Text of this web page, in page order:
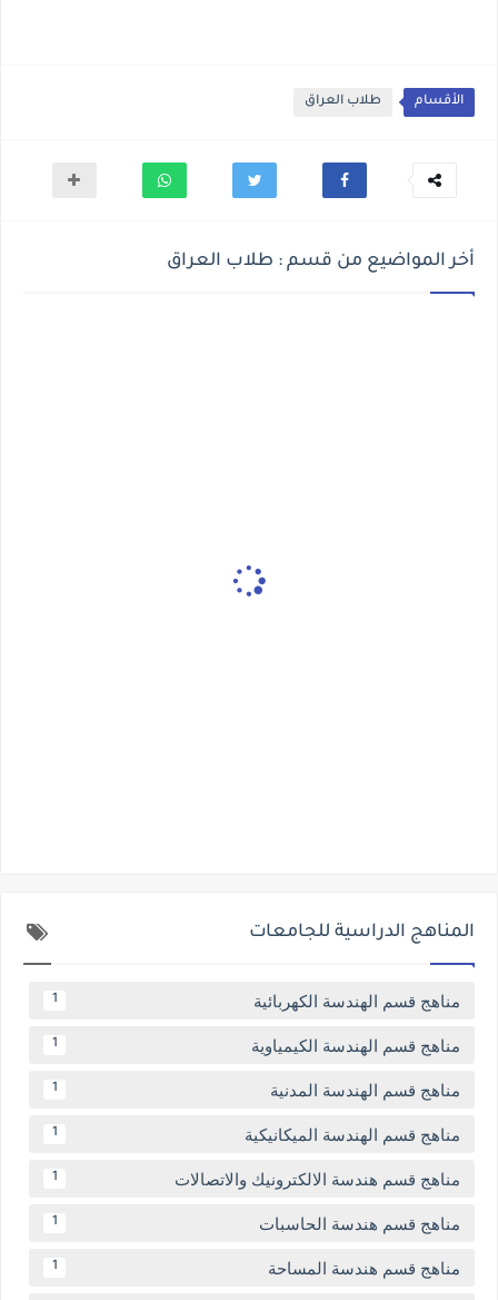
الأقسام طلاب العراق
أخر المواضيع من قسم : طلاب العراق
المناهج الدراسية للجامعات
مناهج قسم الهندسة الكهربائية 1
مناهج قسم الهندسة الكيمياوية 1
مناهج قسم الهندسة المدنية 1
مناهج قسم الهندسة الميكانيكية 1
مناهج قسم هندسة الالكترونيك والاتصالات 1
مناهج قسم هندسة الحاسبات 1
مناهج قسم هندسة المساحة 1